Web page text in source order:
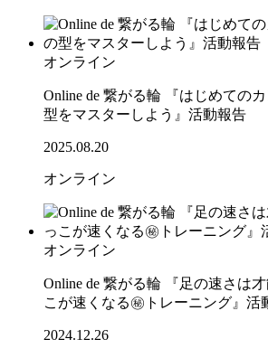
オンライン
Online de 繋がる輪 『はじめての
型をマスターしよう』活動報告
2025.08.20
オンライン
オンライン
Online de 繋がる輪 『足の速さは
こが速くなる㊙トレーニング』活
2024.12.26